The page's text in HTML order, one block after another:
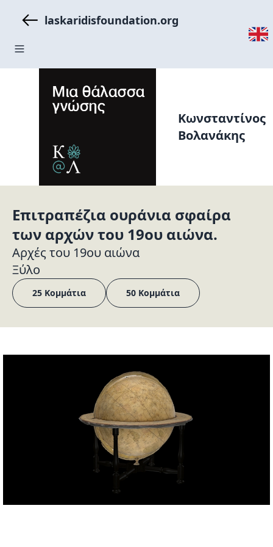
laskaridisfoundation.org
Κωνσταντίνος
Βολανάκης
Επιτραπέζια ουράνια σφαίρα
των αρχών του 19ου αιώνα.
Αρχές του 19ου αιώνα
Ξύλο
25 Κομμάτια 50 Κομμάτια